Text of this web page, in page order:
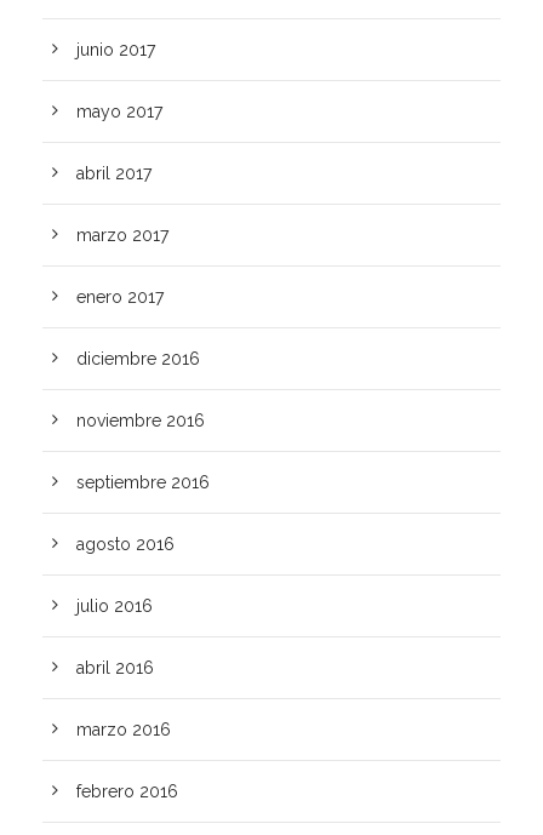
junio 2017
mayo 2017
abril 2017
marzo 2017
enero 2017
diciembre 2016
noviembre 2016
septiembre 2016
agosto 2016
julio 2016
abril 2016
marzo 2016
febrero 2016